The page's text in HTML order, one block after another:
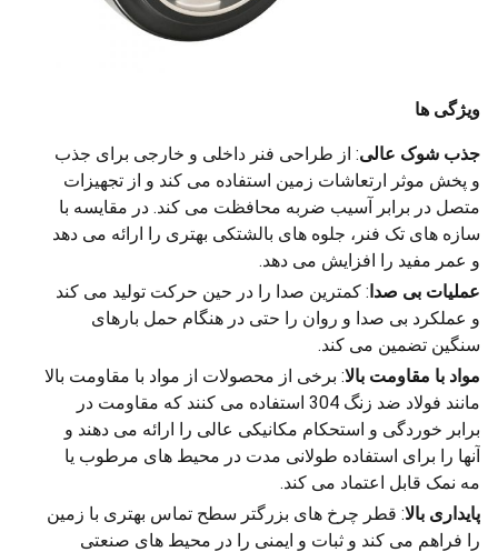
ویژگی ها
جذب شوک عالی: از طراحی فنر داخلی و خارجی برای جذب
و پخش موثر ارتعاشات زمین استفاده می کند و از تجهیزات
متصل در برابر آسیب ضربه محافظت می کند. در مقایسه با
سازه های تک فنر، جلوه های بالشتکی بهتری را ارائه می دهد
و عمر مفید را افزایش می دهد.
عملیات بی صدا: کمترین صدا را در حین حرکت تولید می کند
و عملکرد بی صدا و روان را حتی در هنگام حمل بارهای
سنگین تضمین می کند.
مواد با مقاومت بالا: برخی از محصولات از مواد با مقاومت بالا
مانند فولاد ضد زنگ 304 استفاده می کنند که مقاومت در
برابر خوردگی و استحکام مکانیکی عالی را ارائه می دهند و
آنها را برای استفاده طولانی مدت در محیط های مرطوب یا
مه نمک قابل اعتماد می کند.
پایداری بالا: قطر چرخ های بزرگتر سطح تماس بهتری با زمین
را فراهم می کند و ثبات و ایمنی را در محیط های صنعتی